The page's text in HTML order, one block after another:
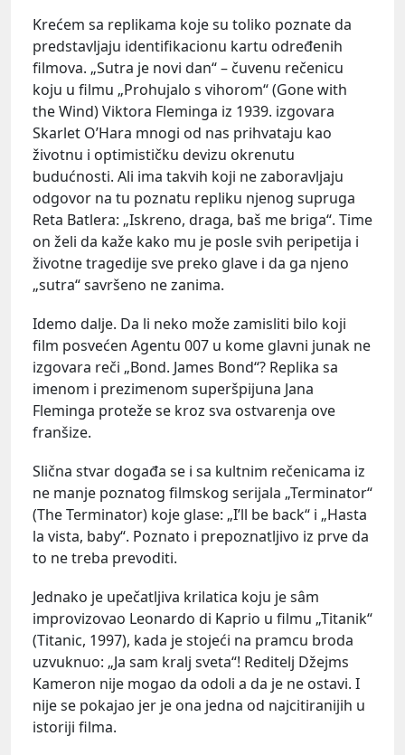
Krećem sa replikama koje su toliko poznate da
predstavljaju identifikacionu kartu određenih
filmova. „Sutra je novi dan“ – čuvenu rečenicu
koju u filmu „Prohujalo s vihorom“ (Gone with
the Wind) Viktora Fleminga iz 1939. izgovara
Skarlet O’Hara mnogi od nas prihvataju kao
životnu i optimističku devizu okrenutu
budućnosti. Ali ima takvih koji ne zaboravljaju
odgovor na tu poznatu repliku njenog supruga
Reta Batlera: „Iskreno, draga, baš me briga“. Time
on želi da kaže kako mu je posle svih peripetija i
životne tragedije sve preko glave i da ga njeno
„sutra“ savršeno ne zanima.
Idemo dalje. Da li neko može zamisliti bilo koji
film posvećen Agentu 007 u kome glavni junak ne
izgovara reči „Bond. James Bond“? Replika sa
imenom i prezimenom superšpijuna Jana
Fleminga proteže se kroz sva ostvarenja ove
franšize.
Slična stvar događa se i sa kultnim rečenicama iz
ne manje poznatog filmskog serijala „Terminator“
(The Terminator) koje glase: „I’ll be back“ i „Hasta
la vista, baby“. Poznato i prepoznatljivo iz prve da
to ne treba prevoditi.
Jednako je upečatljiva krilatica koju je sâm
improvizovao Leonardo di Kaprio u filmu „Titanik“
(Titanic, 1997), kada je stojeći na pramcu broda
uzvuknuo: „Ja sam kralj sveta“! Reditelj Džejms
Kameron nije mogao da odoli a da je ne ostavi. I
nije se pokajao jer je ona jedna od najcitiranijih u
istoriji filma.